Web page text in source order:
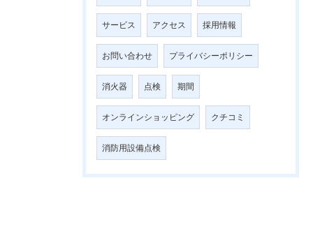
サービス アクセス 採用情報
お問い合わせ プライバシーポリシー
消火器 点検 期間
オンラインショッピング クチコミ
消防用設備点検